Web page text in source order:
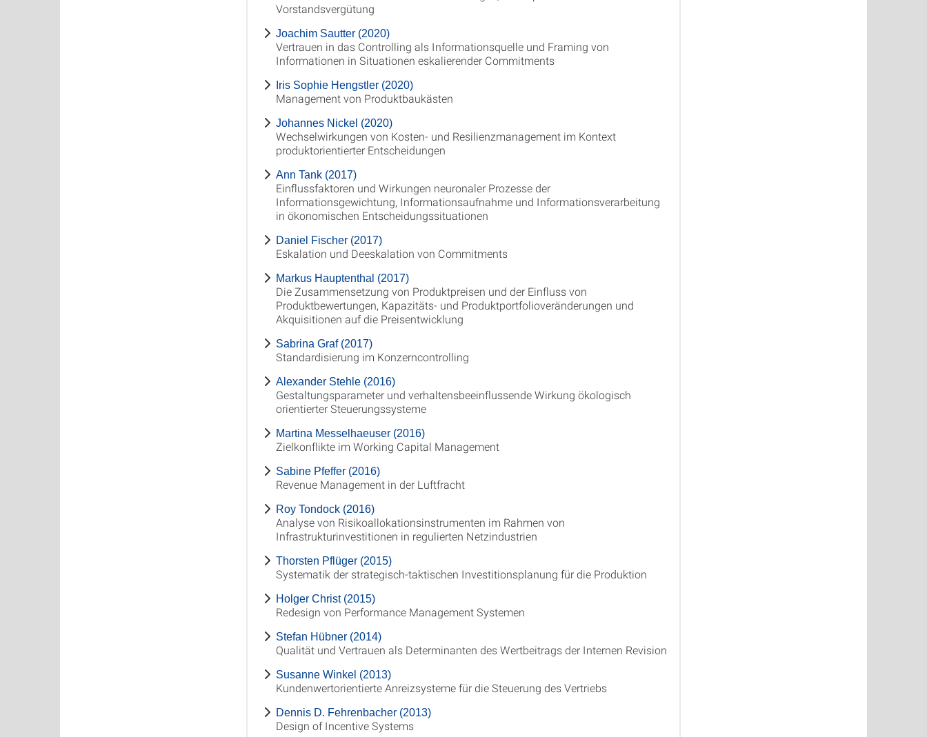
Vorstandsvergütung
Joachim Sautter (2020)
Vertrauen in das Controlling als Informationsquelle und Framing von
Informationen in Situationen eskalierender Commitments
Iris Sophie Hengstler (2020)
Management von Produktbaukästen
Johannes Nickel (2020)
Wechselwirkungen von Kosten- und Resilienzmanagement im Kontext
produktorientierter Entscheidungen
Ann Tank (2017)
Einflussfaktoren und Wirkungen neuronaler Prozesse der
Informationsgewichtung, Informationsaufnahme und Informationsverarbeitung
in ökonomischen Entscheidungssituationen
Daniel Fischer (2017)
Eskalation und Deeskalation von Commitments
Markus Hauptenthal (2017)
Die Zusammensetzung von Produktpreisen und der Einfluss von
Produktbewertungen, Kapazitäts- und Produktportfolioveränderungen und
Akquisitionen auf die Preisentwicklung
Sabrina Graf (2017)
Standardisierung im Konzerncontrolling
Alexander Stehle (2016)
Gestaltungsparameter und verhaltensbeeinflussende Wirkung ökologisch
orientierter Steuerungssysteme
Martina Messelhaeuser (2016)
Zielkonflikte im Working Capital Management
Sabine Pfeffer (2016)
Revenue Management in der Luftfracht
Roy Tondock (2016)
Analyse von Risikoallokationsinstrumenten im Rahmen von
Infrastrukturinvestitionen in regulierten Netzindustrien
Thorsten Pflüger (2015)
Systematik der strategisch-taktischen Investitionsplanung für die Produktion
Holger Christ (2015)
Redesign von Performance Management Systemen
Stefan Hübner (2014)
Qualität und Vertrauen als Determinanten des Wertbeitrags der Internen Revision
Susanne Winkel (2013)
Kundenwertorientierte Anreizsysteme für die Steuerung des Vertriebs
Dennis D. Fehrenbacher (2013)
Design of Incentive Systems